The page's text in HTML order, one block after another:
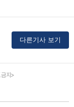
다른기사 보기
금지>